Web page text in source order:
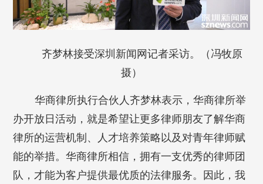
齐梦林接受深圳新闻网记者采访。（冯牧原
摄）
华商律所执行合伙人齐梦林表示，华商律所举
办开放日活动，就是希望让更多律师朋友了解华商
律所的运营机制、人才培养策略以及对青年律师赋
能的举措。华商律所相信，拥有一支优秀的律师团
队，才能为客户提供最优质的法律服务。因此，我